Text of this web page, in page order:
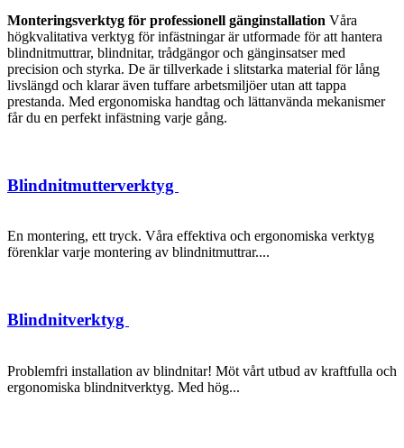
Monteringsverktyg för professionell gänginstallation Våra
högkvalitativa verktyg för infästningar är utformade för att hantera
blindnitmuttrar, blindnitar, trådgängor och gänginsatser med
precision och styrka. De är tillverkade i slitstarka material för lång
livslängd och klarar även tuffare arbetsmiljöer utan att tappa
prestanda. Med ergonomiska handtag och lättanvända mekanismer
får du en perfekt infästning varje gång.
Blindnitmutterverktyg
En montering, ett tryck. Våra effektiva och ergonomiska verktyg
förenklar varje montering av blindnitmuttrar....
Blindnitverktyg
Problemfri installation av blindnitar! Möt vårt utbud av kraftfulla och
ergonomiska blindnitverktyg. Med hög...